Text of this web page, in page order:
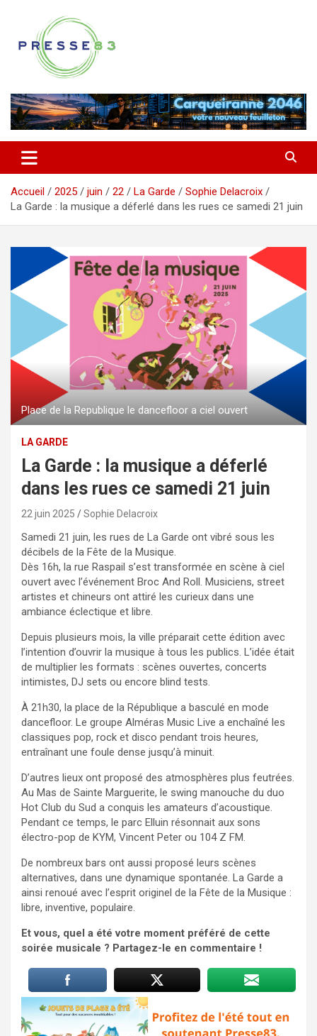
contenu
Presse 83
Accueil 2025 juin 22 La Garde
Sophie Delacroix
La Garde : la musique a déferlé dans les rues ce samedi 21 juin
Place de la Republique le dancefloor a ciel ouvert
LA GARDE
La Garde : la musique a déferlé
dans les rues ce samedi 21 juin
22 juin 2025 Sophie Delacroix
Samedi 21 juin, les rues de La Garde ont vibré sous les
décibels de la Fête de la Musique.
Dès 16h, la rue Raspail s’est transformée en scène à ciel
ouvert avec l’événement Broc And Roll. Musiciens, street
artistes et chineurs ont attiré les curieux dans une
ambiance éclectique et libre.
Depuis plusieurs mois, la ville préparait cette édition avec
l’intention d’ouvrir la musique à tous les publics. L’idée était
de multiplier les formats : scènes ouvertes, concerts
intimistes, DJ sets ou encore blind tests.
À 21h30, la place de la République a basculé en mode
dancefloor. Le groupe Alméras Music Live a enchaîné les
classiques pop, rock et disco pendant trois heures,
entraînant une foule dense jusqu’à minuit.
D’autres lieux ont proposé des atmosphères plus feutrées.
Au Mas de Sainte Marguerite, le swing manouche du duo
Hot Club du Sud a conquis les amateurs d’acoustique.
Pendant ce temps, le parc Elluin résonnait aux sons
électro-pop de KYM, Vincent Peter ou 104 Z FM.
De nombreux bars ont aussi proposé leurs scènes
alternatives, dans une dynamique spontanée. La Garde a
ainsi renoué avec l’esprit originel de la Fête de la Musique :
libre, inventive, populaire.
Et vous, quel a été votre moment préféré de cette
soirée musicale ? Partagez-le en commentaire !